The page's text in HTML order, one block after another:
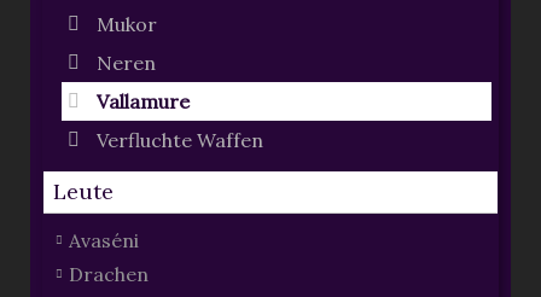
Mukor
Neren
Vallamure
Verfluchte Waffen
Leute
Avaséni
Drachen